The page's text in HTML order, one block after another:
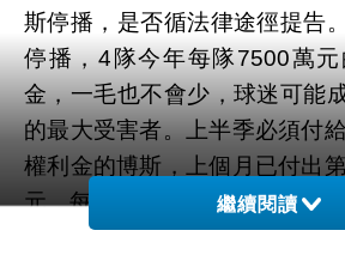
斯停播，是否循法律途徑提告
停播，4隊今年每隊7500萬元
金，一毛也不會少，球迷可能
的最大受害者。上半季必須付
權利金的博斯，上個月已付出
元，每隊750萬元，尚餘6千萬
示，如果博斯下半季不再轉播
繼續閱讀